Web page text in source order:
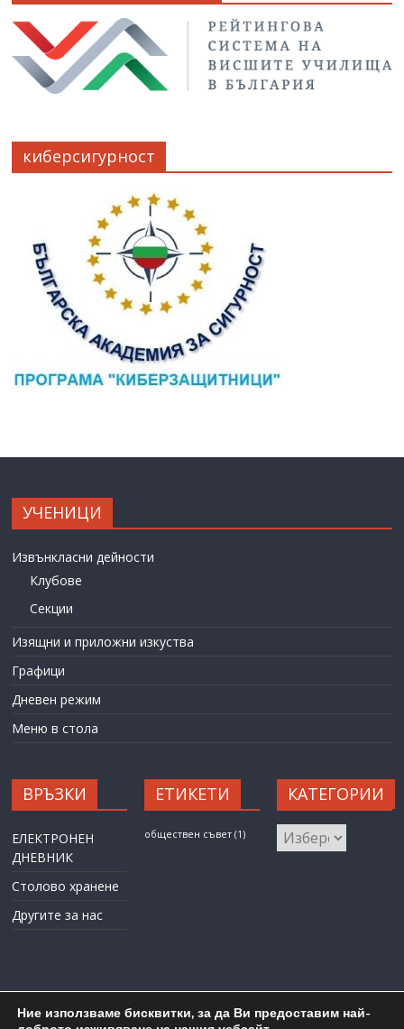
киберсигурност
УЧЕНИЦИ
Извънкласни дейности
Клубове
Секции
Изящни и приложни изкуства
Графици
Дневен режим
Меню в стола
ВРЪЗКИ
ЕЛЕКТРОНЕН
ДНЕВНИК
Столово хранене
Другите за нас
ЕТИКЕТИ
обществен съвет (1)
КАТЕГОРИИ
КАТЕГОРИИ
Ние използваме бисквитки, за да Ви предоставим най-